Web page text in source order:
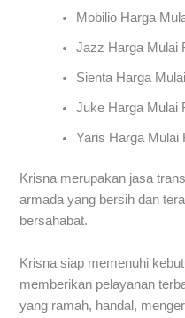
Mobilio Harga
Jazz Harga Mulai
Sienta Harga
Juke Harga Mulai
Yaris Harga Mulai
Krisna merupakan jasa
armada yang bersih dan
bersahabat.
Krisna siap memenuhi
memberikan pelayanan
yang ramah, handal,